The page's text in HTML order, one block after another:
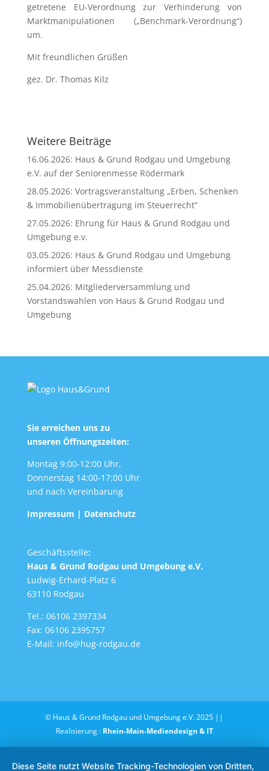
getretene EU-Verordnung zur Verhinderung von
Marktmanipulationen („Benchmark-Verordnung“)
um.
Mit freundlichen Grüßen
gez. Dr. Thomas Kilz
Weitere Beiträge
16.06.2026: Haus & Grund Rodgau und Umgebung
e.V. auf der Seniorenmesse Rödermark
28.05.2026: Vortragsveranstaltung „Erben, Schenken
& Immobilienübertragung im Steuerrecht“
27.05.2026: Ehrung für Haus & Grund Rodgau und
Umgebung e.v.
03.05.2026: Haus & Grund Rodgau und Umgebung
informiert über Messdienste
25.04.2026: Mitgliederversammlung und
Vorstandswahlen von Haus & Grund Rodgau und
Umgebung
Sie erreichen uns zu
unseren Öffnungszeiten:
Montag 9:00-12:00 Uhr,
Donnerstag 14:00-17:00 Uhr
und nach Vereinbarung
Impressum | Datenschutz
Geschäftsstelle:
Haus & Grund Rodgau und Umgebung e.V.
Ludwig-Erhard-Platz 6
63110 Rodgau
Tel.: 06106 2397334
Fax: 06106 2395757
E-Mail: info@hug-rodgau.de
© Haus & Grund Rodgau und Umgebung e.V. 2025 ||
Realisierung : Rhein-Main-Mediendesign & IT
Diese Seite nutzt Website Tracking-Technologien von Dritten,